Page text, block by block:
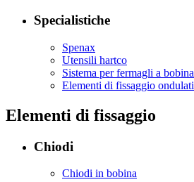
Specialistiche
Spenax
Utensili hartco
Sistema per fermagli a bobina
Elementi di fissaggio ondulati
Elementi di fissaggio
Chiodi
Chiodi in bobina